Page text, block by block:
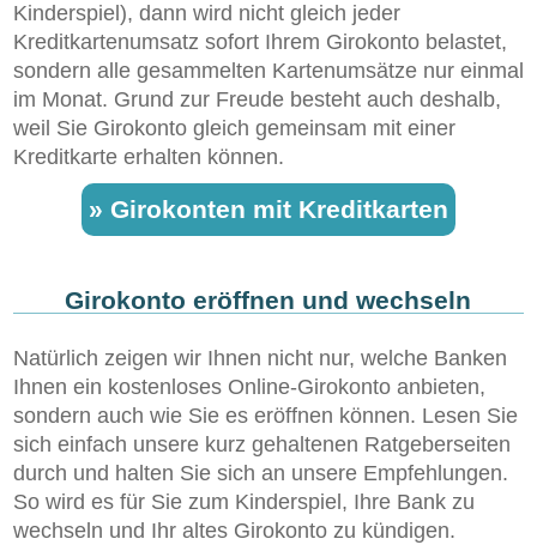
Kinderspiel), dann wird nicht gleich jeder
Kreditkartenumsatz sofort Ihrem Girokonto belastet,
sondern alle gesammelten Kartenumsätze nur einmal
im Monat. Grund zur Freude besteht auch deshalb,
weil Sie Girokonto gleich gemeinsam mit einer
Kreditkarte erhalten können.
» Girokonten mit Kreditkarten
Girokonto eröffnen und wechseln
Natürlich zeigen wir Ihnen nicht nur, welche Banken
Ihnen ein kostenloses Online-Girokonto anbieten,
sondern auch wie Sie es eröffnen können. Lesen Sie
sich einfach unsere kurz gehaltenen Ratgeberseiten
durch und halten Sie sich an unsere Empfehlungen.
So wird es für Sie zum Kinderspiel, Ihre Bank zu
wechseln und Ihr altes Girokonto zu kündigen.